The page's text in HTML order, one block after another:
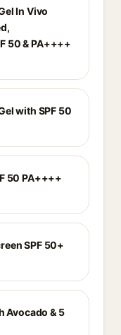
In Vivo
50 & PA++++
with SPF 50
50 PA++++
SPF 50+
Avocado & 5